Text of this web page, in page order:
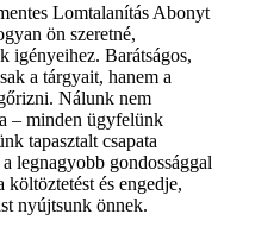
Lomtalanítás Abonyt
ön szeretné,
igényeihez. Barátságos,
a tárgyait, hanem a
Nálunk nem
– minden ügyfelünk
tapasztalt csapata
legnagyobb gondossággal
és engedje,
nyújtsunk önnek.